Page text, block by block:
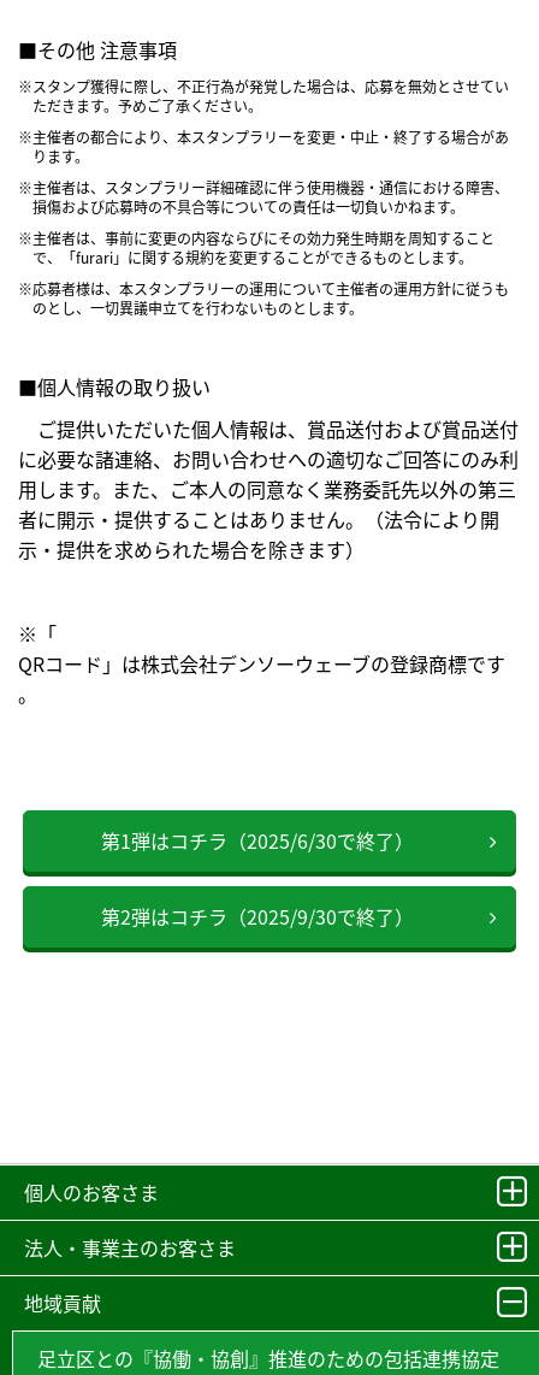
■その他 注意事項
※スタンプ獲得に際し、不正行為が発覚した場合は、応募を無効とさせてい
ただきます。予めご了承ください。
※主催者の都合により、本スタンプラリーを変更・中止・終了する場合があ
ります。
※主催者は、スタンプラリー詳細確認に伴う使用機器・通信における障害、
損傷および応募時の不具合等についての責任は一切負いかねます。
※主催者は、事前に変更の内容ならびにその効力発生時期を周知すること
で、「furari」に関する規約を変更することができるものとします。
※応募者様は、本スタンプラリーの運用について主催者の運用方針に従うも
のとし、一切異議申立てを行わないものとします。
■個人情報の取り扱い
ご提供いただいた個人情報は、賞品送付および賞品送付
に必要な諸連絡、お問い合わせへの適切なご回答にのみ利
用します。また、ご本人の同意なく業務委託先以外の第三
者に開示・提供することはありません。（法令により開
示・提供を求められた場合を除きます）
※「
QRコード」は株式会社デンソーウェーブの登録商標です
。
第1弾はコチラ（2025/6/30で終了）
第2弾はコチラ（2025/9/30で終了）
個人のお客さま
法人・事業主のお客さま
地域貢献
足立区との『協働・協創』推進のための包括連携協定